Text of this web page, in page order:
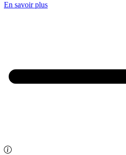
En savoir plus